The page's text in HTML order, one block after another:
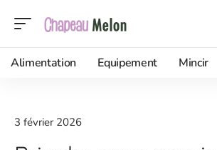
Alimentation Equipement Mincir
3 février 2026